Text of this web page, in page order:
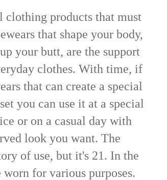
clothing products that must
that shape your body,
your butt, are the support
clothes. With time, if
that can create a special
you can use it at a special
or on a casual day with
look you want. The
of use, but it's 21. In the
for various purposes.